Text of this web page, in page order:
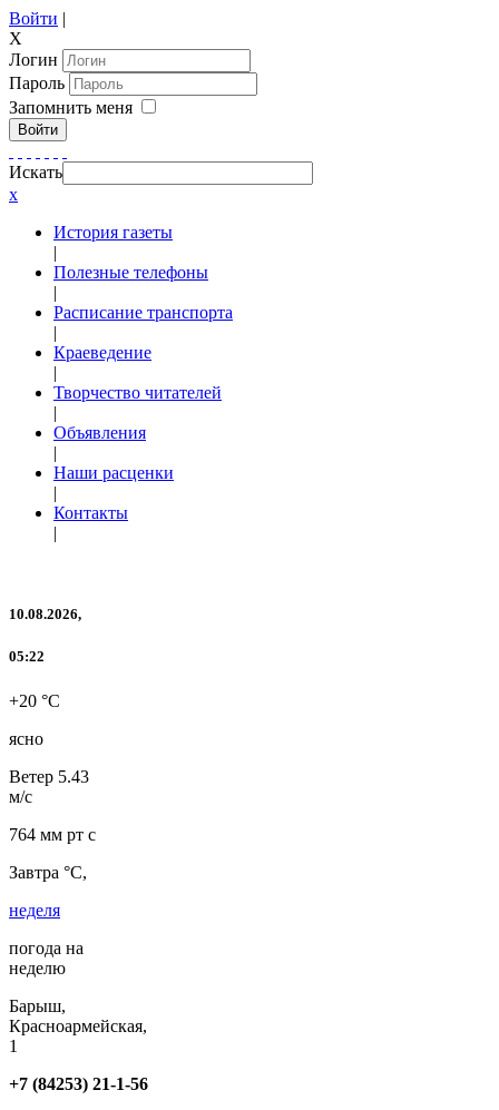
Войти |
X
Логин
Пароль
Запомнить меня
Войти
Искать
x
История газеты
|
Полезные телефоны
|
Расписание транспорта
|
Краеведение
|
Творчество читателей
|
Объявления
|
Наши расценки
|
Контакты
|
10.08.2026,
05:22
+20 °C
ясно
Ветер 5.43
м/с
764 мм рт с
Завтра °C,
неделя
погода на
неделю
Барыш,
Красноармейская,
1
+7 (84253) 21-1-56